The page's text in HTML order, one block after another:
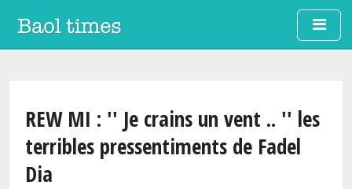
Aller au contenu principal
REW MI : '' Je crains un vent .. '' les
terribles pressentiments de Fadel
Dia